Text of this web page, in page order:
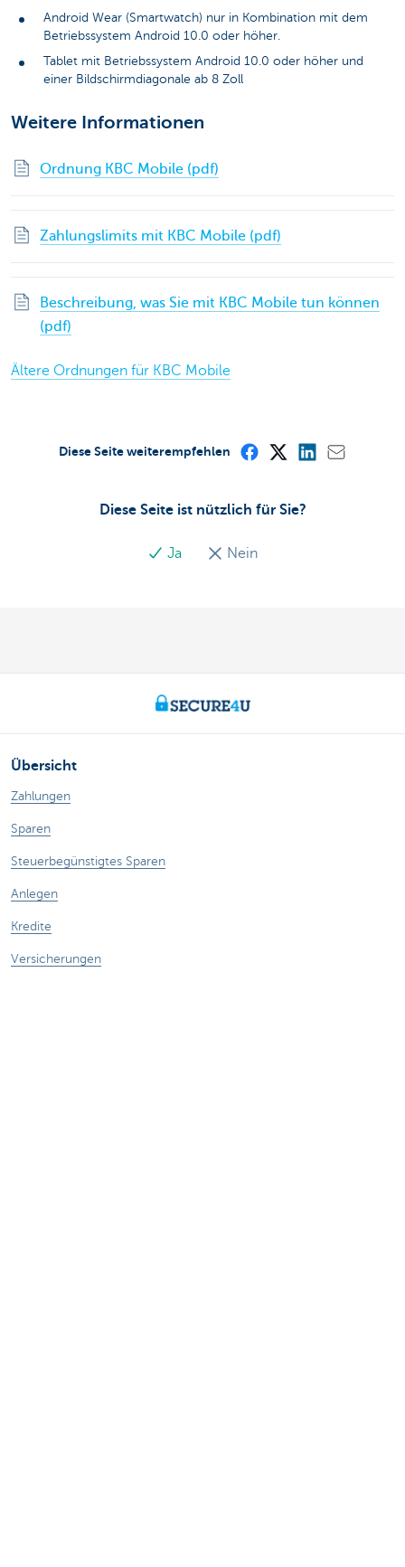
Android Wear (Smartwatch) nur in Kombination mit dem
Betriebssystem Android 10.0 oder höher.
Tablet mit Betriebssystem Android 10.0 oder höher und
einer Bildschirmdiagonale ab 8 Zoll
Weitere Informationen
Ordnung KBC Mobile (pdf)
Zahlungslimits mit KBC Mobile (pdf)
Beschreibung, was Sie mit KBC Mobile tun können
(pdf)
Ältere Ordnungen für KBC Mobile
Diese Seite ist nützlich für Sie?
Ja Nein
Diese Seite weiterempfehlen
Übersicht
Zahlungen
Sparen
Steuerbegünstigtes Sparen
Anlegen
Kredite
Versicherungen